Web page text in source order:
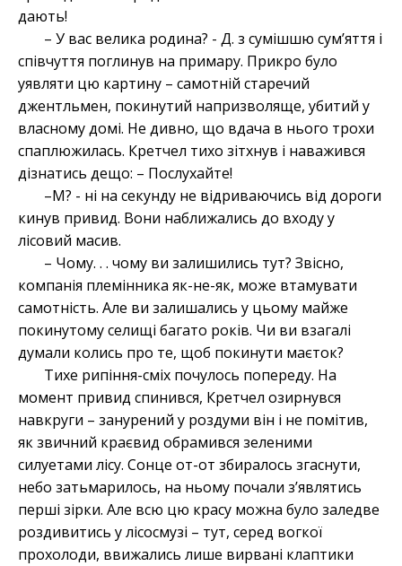
дають!
– У вас велика родина? - Д. з сумішшю сум’яття і
співчуття поглинув на примару. Прикро було
уявляти цю картину – самотній старечий
джентльмен, покинутий напризволяще, убитий у
власному домі. Не дивно, що вдача в нього трохи
спаплюжилась. Кретчел тихо зітхнув і наважився
дізнатись дещо: – Послухайте!
–М? - ні на секунду не відриваючись від дороги
кинув привид. Вони наближались до входу у
лісовий масив.
– Чому. . . чому ви залишились тут? Звісно,
компанія племінника як-не-як, може втамувати
самотність. Але ви залишались у цьому майже
покинутому селищі багато років. Чи ви взагалі
думали колись про те, щоб покинути маєток?
Тихе рипіння-сміх почулось попереду. На
момент привид спинився, Кретчел озирнувся
навкруги – занурений у роздуми він і не помітив,
як звичний краєвид обрамився зеленими
силуетами лісу. Сонце от-от збиралось згаснути,
небо затьмарилось, на ньому почали з’являтись
перші зірки. Але всю цю красу можна було заледве
роздивитись у лісосмузі – тут, серед вогкої
прохолоди, ввижались лише вирвані клаптики